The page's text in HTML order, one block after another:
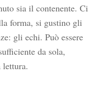
sia il contenente. Ci
forma, si gustino gli
gli echi. Può essere
da sola,